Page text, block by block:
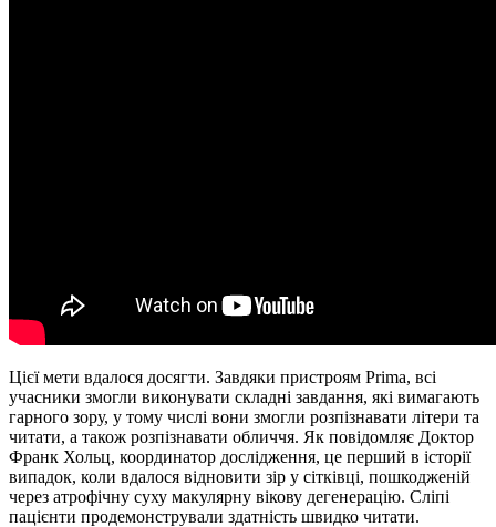
Цієї мети вдалося досягти. Завдяки пристроям Prima, всі
учасники змогли виконувати складні завдання, які вимагають
гарного зору, у тому числі вони змогли розпізнавати літери та
читати, а також розпізнавати обличчя. Як повідомляє Доктор
Франк Хольц, координатор дослідження, це перший в історії
випадок, коли вдалося відновити зір у сітківці, пошкодженій
через атрофічну суху макулярну вікову дегенерацію. Сліпі
пацієнти продемонстрували здатність швидко читати.